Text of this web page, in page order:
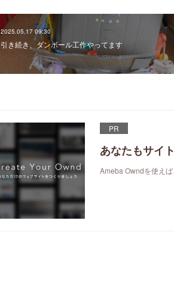
2025.05.17 09:30
引き続き、ダンボール工作やってます
PR
あなたもサイ
Ameba Owndを使え